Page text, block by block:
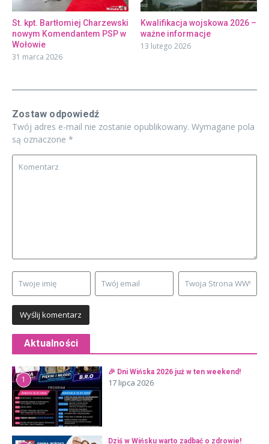
St. kpt. Bartłomiej Charzewski
nowym Komendantem PSP w
Wołowie
31 marca 2026
Kwalifikacja wojskowa 2026 –
ważne informacje
13 lutego 2026
Zostaw odpowiedź
Twój adres e-mail nie zostanie opublikowany. Wymagane pola
są oznaczone *
Aktualności
1
🎉 Dni Wińska 2026 już w ten weekend!
17 lipca 2026
Dziś w Wińsku warto zadbać o zdrowie!